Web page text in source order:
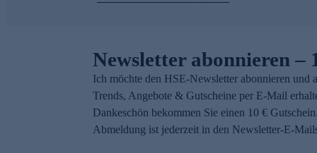
Newsletter abonnieren –
Ich möchte den HSE-Newsletter abonnieren und
Trends, Angebote & Gutscheine per E-Mail
Dankeschön bekommen Sie einen 10 €
Abmeldung ist jederzeit in den Newsletter-E-